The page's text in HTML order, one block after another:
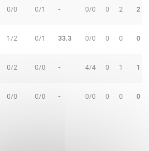
0/0 0/1 - 0/0 0 2 2
1/2 0/1 33.3 0/0 0 0 0
0/2 0/0 - 4/4 0 1 1
0/0 0/0 - 0/0 0 0 0